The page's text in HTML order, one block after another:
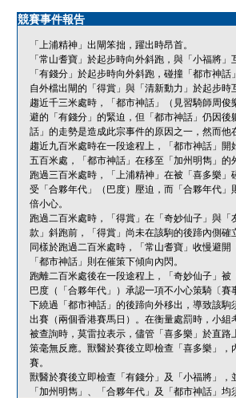
競賽事件報告
「上浦精神」出閘笨拙，躍出時昂首。
「常山耆寶」於起步時向外斜跑，與「小福將」
「有錢分」於起步時向外斜跑，碰撞「都市神話
自外檔出閘的「得賞」與「清新動力」於起步
趨近千三米處時，「都市神話」（見習騎師周
避的「有錢分」的緊迫，但「都市神話」仍因
話」的走勢是造成此宗事件的原因之一，然而他
趨近九百米處時在一段途程上，「都市神話」
五百米處，「都市神話」在移至「加州明雋」
跑過三百米處時，「上浦精神」在被「喜多樂
受「合夥年代」（巴度）壓迫，而「合夥年代
倍小心。
跑過二百米處時，「得賞」在「奇妙仙子」與
款」斜跑前，「得賞」尚未在該駒的後蹄內側
同樣於跑過二百米處時，「常山耆寶」收慢避
「都市神話」則在催策下傾向內閃。
跑離二百米處後在一段途程上，「奇妙仙子」
巴度（「合夥年代」）承認一項不小心策騎〔
下繞過「都市神話」的後蹄向外移出，導致該
出賽（兩個香港賽馬日）。在衡量處罰時，小組
被查詢時，莫雷拉表示，儘管「喜多樂」於直
策毫無反應。獸醫於賽後立即檢查「喜多樂」
賽。
獸醫於賽後立即檢查「有錢分」及「小福將」，
「加州明雋」、「合夥年代」及「都市神話」均